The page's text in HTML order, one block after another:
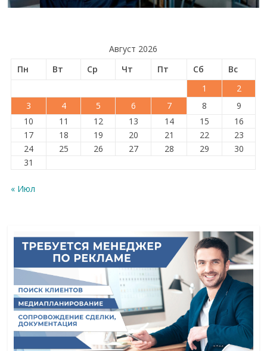
Август 2026
Пн
Вт Ср Чт Пт Сб
Вс
1
2
3
4 5 6 7 8
9
10
11 12 13 14 15
16
17
18 19 20 21 22
23
24
25 26 27 28 29
30
31
« Июл